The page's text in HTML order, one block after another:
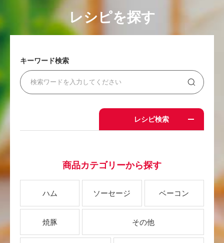
レシピを探す
キーワード検索
レシピ検索
商品カテゴリーから探す
ハム ソーセージ ベーコン
焼豚 その他